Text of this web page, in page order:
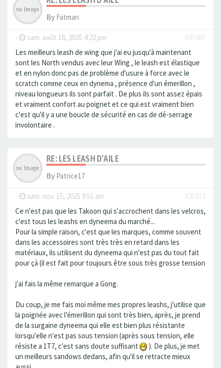
By Fatman
- sam. août 16, 2025 4:22 pm
#25487
Les meilleurs leash de wing que j'ai eu jusqu'à maintenant
sont les North vendus avec leur Wing , le leash est élastique
et en nylon donc pas de problème d'usure à force avec le
scratch comme ceux en dynema , présence d'un émerillon ,
niveau longueurs ils sont parfait . De plus ils sont assez épais
et vraiment confort au poignet et ce qui est vraiment bien
c'est qu'il y a une boucle de sécurité en cas de dé-serrage
involontaire .
RE: LES LEASH D’AILE
By Patrice17
- sam. nov. 15, 2025 9:51 am
#25813
Ce n'est pas que les Takoon qui s'accrochent dans les velcros,
c'est tous les leashs en dyneema du marché...
Pour la simple raison, c'est que les marques, comme souvent
dans les accessoires sont très très en retard dans les
matériaux, ils utilisent du dyneema qui n'est pas du tout fait
pour çà (il est fait pour toujours être sous très grosse tension
j'ai fais la même remarque a Gong.
Du coup, je me fais moi même mes propres leashs, j'utilise que
la poignée avec l’émerillon qui sont très bien, après, je prend
de la surgaine dyneema qui elle est bien plus résistante
lorsqu'elle n'est pas sous tension (après sous tension, elle
résiste a 1T7, c'est sans doute suffisant
). De plus, je met
un meilleurs sandows dedans, afin qu'il se retracte mieux